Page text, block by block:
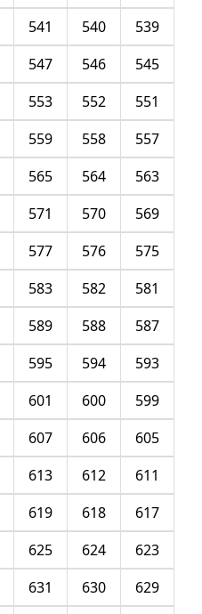
539
540
541
545
546
547
551
552
553
557
558
559
563
564
565
569
570
571
575
576
577
581
582
583
587
588
589
593
594
595
599
600
601
605
606
607
611
612
613
617
618
619
623
624
625
629
630
631